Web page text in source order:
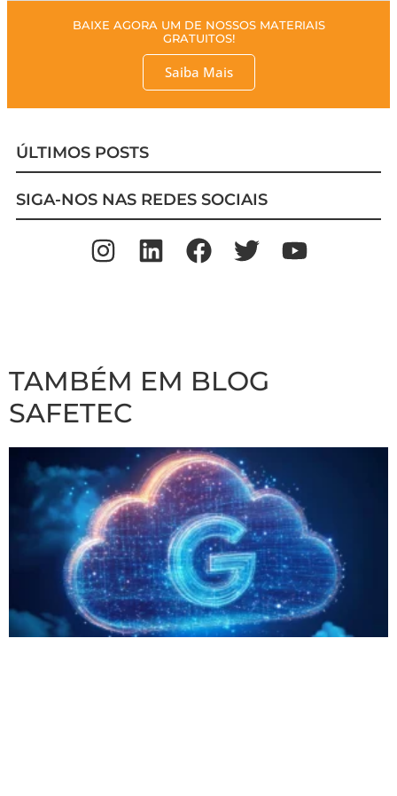
BAIXE AGORA UM DE NOSSOS MATERIAIS
GRATUITOS!
Saiba Mais
ÚLTIMOS POSTS
SIGA-NOS NAS REDES SOCIAIS
TAMBÉM EM BLOG
SAFETEC